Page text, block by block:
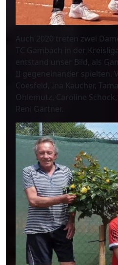
Auch 2020 treten zwei
TC Gambach in der
entstand unser Bild, als
II gegeneinander spielten.
Coesfeld, Ina Kaucher,
Ohlemutz, Caroline
Reni Gärtner.